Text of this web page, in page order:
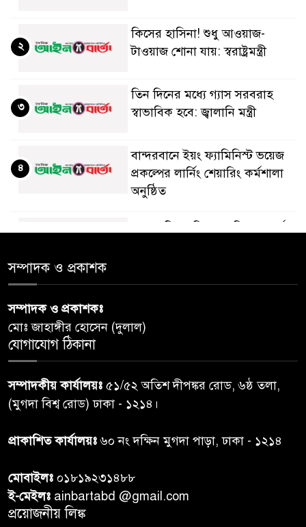
কিসের হাসিনা! শুধু আওয়াজ-
টাওয়াজ শোনা যায়: স্বরাষ্ট্রমন্ত্রী
২
তিন দিনের মধ্যে গ্যাস সরবরাহ
স্বাভাবিক হবে: জ্বালানি মন্ত্রী
৩
বান্দরবানে ইয়ং ফ্যামিনিস্ট ভয়েজ
প্রকল্পের লার্নিং শেয়ারিং কর্মশালা
অনুষ্ঠিত
৪
পেশ
৬
তদন্ত শেষ পর্যায়ে, দ্রুত চার্জশিট
৭
রাতের মধ্যে ঢাকাসহ ১০ অঞ্চলে
ঝড়বৃষ্টির পূর্বাভাস
৮
প্রধানমন্ত্রীর সঙ্গে দেখা করে স্বপ্নপূরণ
৯
সম্পাদক ও প্রকাশক
সম্পাদক ও প্রকাশকঃ
মোঃ জাহাঙ্গীর হোসেন (দুলাল)
যোগাযোগ ঠিকানা
সম্পাদকীয় কার্যালয়ঃ ৫১/৫২ অতিশ দীপঙ্কর রোড, ৬ষ্ঠ তলা,
(মুগদা বিশ্ব রোড) ঢাকা - ১২১৪।
প্রাকাশিত কার্যালয়ঃ৬০ নং দক্ষিন মুগদা পাড়া, ঢাকা - ১২১৪
মোবাইলঃ ০১৮১৯২৩১৪৮৮
ই-মেইলঃ ainbartabd @gmail.com
প্রয়োজনীয় লিঙ্ক